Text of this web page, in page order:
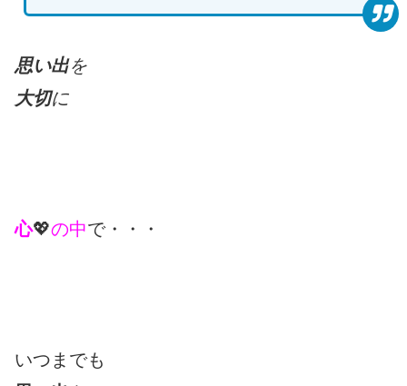
思い出を
大切に
心💖の中で・・・
いつまでも